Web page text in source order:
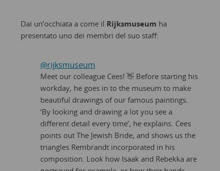
Dai un’occhiata a come il Rijksmuseum ha
presentato uno dei membri del suo staff:
@rijksmuseum
Meet our colleague Cees! 👋 Before starting his
workday, he goes in to the museum to make
beautiful drawings of our famous paintings.
‘By looking and drawing a lot you see a
different detail every time’, he explains. Cees
points out The Jewish Bride, and shows us the
triangles Rembrandt incorporated in his
composition. Look how Isaak and Rebekka are